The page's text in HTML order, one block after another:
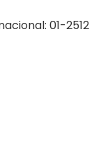
01-2512